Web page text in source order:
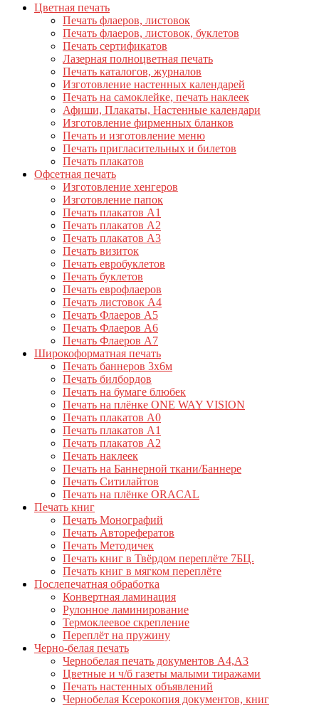
Цветная печать
Печать флаеров, листовок
Печать флаеров, листовок, буклетов
Печать сертификатов
Лазерная полноцветная печать
Печать каталогов, журналов
Изготовление настенных календарей
Печать на самоклейке, печать наклеек
Афиши, Плакаты, Настенные календари
Изготовление фирменных бланков
Печать и изготовление меню
Печать пригласительных и билетов
Печать плакатов
Офсетная печать
Изготовление хенгеров
Изготовление папок
Печать плакатов А1
Печать плакатов А2
Печать плакатов А3
Печать визиток
Печать евробуклетов
Печать буклетов
Печать еврофлаеров
Печать листовок А4
Печать Флаеров А5
Печать Флаеров А6
Печать Флаеров А7
Широкоформатная печать
Печать баннеров 3х6м
Печать билбордов
Печать на бумаге блюбек
Печать на плёнке ONE WAY VISION
Печать плакатов А0
Печать плакатов А1
Печать плакатов А2
Печать наклеек
Печать на Баннерной ткани/Баннере
Печать Ситилайтов
Печать на плёнке ORACAL
Печать книг
Печать Монографий
Печать Авторефератов
Печать Методичек
Печать книг в Твёрдом переплёте 7БЦ.
Печать книг в мягком переплёте
Послепечатная обработка
Конвертная ламинация
Рулонное ламинирование
Термоклеевое скрепление
Переплёт на пружину
Черно-белая печать
Чернобелая печать документов А4,А3
Цветные и ч/б газеты малыми тиражами
Печать настенных объявлений
Чернобелая Ксерокопия документов, книг